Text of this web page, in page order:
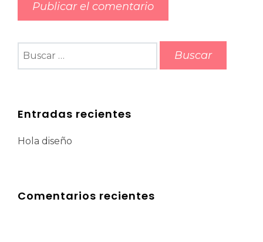
Entradas recientes
Hola diseño
Comentarios recientes